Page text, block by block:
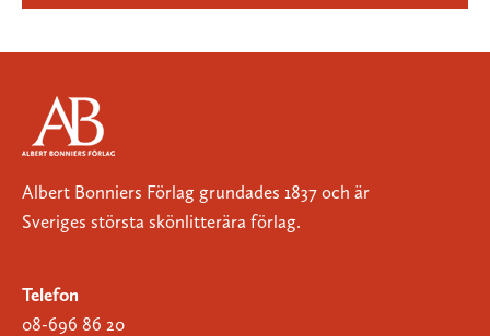
Albert Bonniers Förlag grundades 1837 och är
Sveriges största skönlitterära förlag.
Telefon
08-696 86 20